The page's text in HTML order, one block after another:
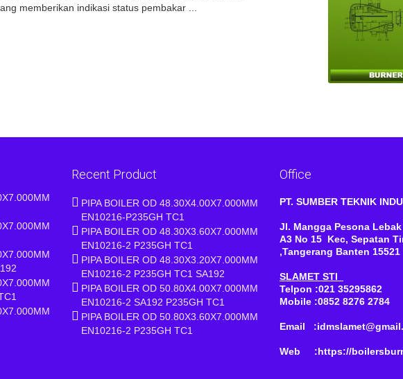
memberikan indikasi status pembakar ...
Recent Product
PIPA BOILER OD 48.30X4.00X7.000MM
EN10216-P235GH TC1
PIPA BOILER OD 48.30X3.60X7.000MM
EN10216-2 P235GH TC1
PIPA BOILER OD 48.30X3.20X7.000MM
EN10216-2 P235GH TC1 SA192
PIPA BOILER OD 50.80X4.00X7.000MM
EN10216-2 SA192 P235GH TC1
PIPA BOILER OD 50.80X3.60X7.000MM
EN10216-2 P235GH TC1
Office
PT. SUMBER TEKNIK
Jl. Mangga Pesona
A3 No 15 Kec, Sepatan
,Tangerang Banten 15521
SLAMET STI
Telpon :021 35295862
Mobile :0852 8276 2784
Email
Web :https://